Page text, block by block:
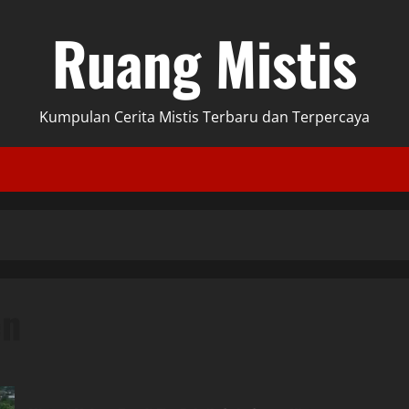
Ruang Mistis
Kumpulan Cerita Mistis Terbaru dan Terpercaya